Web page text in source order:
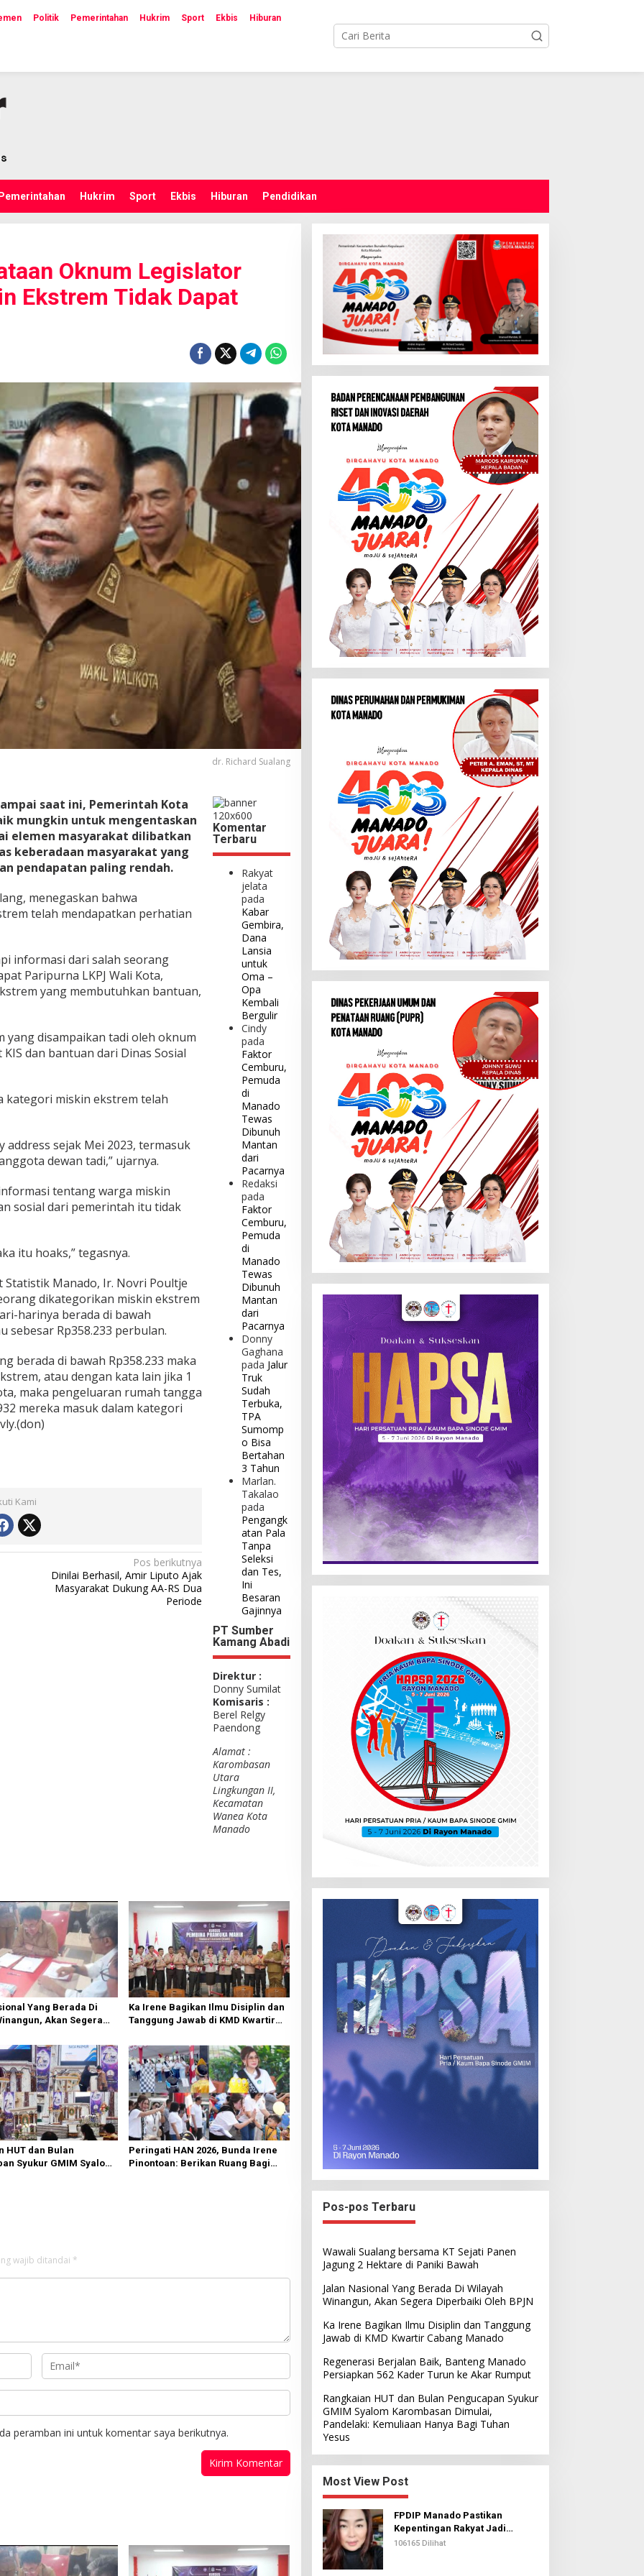
Politik Pemerintahan Hukrim Sport Ekbis Hiburan
Pemerintahan Hukrim Sport Ekbis Hiburan Pendidikan
Oknum Legislator
Ekstrem Tidak Dapat
dr. Richard Sualang
saat ini, Pemerintah Kota
mungkin untuk mengentaskan
elemen masyarakat dilibatkan
keberadaan masyarakat yang
pendapatan paling rendah.
menegaskan bahwa
telah mendapatkan perhatian
informasi dari salah seorang
Paripurna LKPJ Wali Kota,
yang membutuhkan bantuan,
yang disampaikan tadi oleh oknum
dan bantuan dari Dinas Sosial
kategori miskin ekstrem telah
address sejak Mei 2023, termasuk
dewan tadi,” ujarnya.
tentang warga miskin
sosial dari pemerintah itu tidak
itu hoaks,” tegasnya.
Statistik Manado, Ir. Novri Poultje
dikategorikan miskin ekstrem
harinya berada di bawah
sebesar Rp358.233 perbulan.
berada di bawah Rp358.233 maka
atau dengan kata lain jika 1
maka pengeluaran rumah tangga
mereka masuk dalam kategori
Kami
Pos berikutnya
Dinilai Berhasil, Amir Liputo Ajak
Masyarakat Dukung AA-RS Dua
Periode
Komentar
Terbaru
Rakyat
jelata
pada
Kabar
Gembira,
Dana
Lansia
untuk
Oma –
Opa
Kembali
Bergulir
Cindy
pada
Faktor
Cemburu,
Pemuda
di
Manado
Tewas
Dibunuh
Mantan
dari
Pacarnya
Redaksi
pada
Faktor
Cemburu,
Pemuda
di
Manado
Tewas
Dibunuh
Mantan
dari
Pacarnya
Donny
Gaghana
pada Jalur
Truk
Sudah
Terbuka,
TPA
Sumomp
o Bisa
Bertahan
3 Tahun
Marlan.
Takalao
pada
Pengangk
atan Pala
Tanpa
Seleksi
dan Tes,
Ini
Besaran
Gajinnya
PT Sumber
Kamang Abadi
Direktur :
Donny Sumilat
Komisaris :
Berel Relgy
Paendong
Alamat :
Karombasan
Utara
Lingkungan II,
Kecamatan
Wanea Kota
Manado
Yang Berada Di
Akan Segera
Ka Irene Bagikan Ilmu Disiplin dan
Tanggung Jawab di KMD Kwartir
HUT dan Bulan
Syukur GMIM Syalom
Peringati HAN 2026, Bunda Irene
Pinontoan: Berikan Ruang Bagi
wajib ditandai *
peramban ini untuk komentar saya berikutnya.
Pos-pos Terbaru
Wawali Sualang bersama KT Sejati Panen
Jagung 2 Hektare di Paniki Bawah
Jalan Nasional Yang Berada Di Wilayah
Winangun, Akan Segera Diperbaiki Oleh BPJN
Ka Irene Bagikan Ilmu Disiplin dan Tanggung
Jawab di KMD Kwartir Cabang Manado
Regenerasi Berjalan Baik, Banteng Manado
Persiapkan 562 Kader Turun ke Akar Rumput
Rangkaian HUT dan Bulan Pengucapan Syukur
GMIM Syalom Karombasan Dimulai,
Pandelaki: Kemuliaan Hanya Bagi Tuhan
Yesus
Most View Post
FPDIP Manado Pastikan
Kepentingan Rakyat Jadi
Prioritas Dalam Perjuangan
106165 Dilihat